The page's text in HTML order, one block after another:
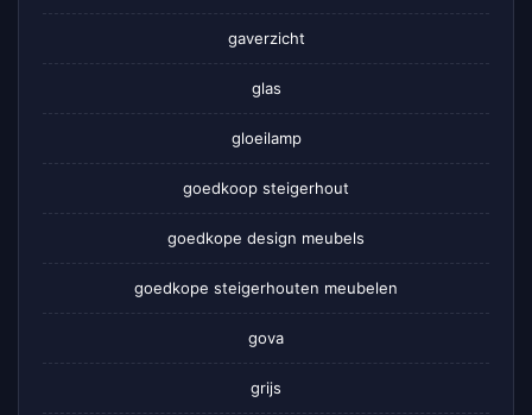
gaverzicht
glas
gloeilamp
goedkoop steigerhout
goedkope design meubels
goedkope steigerhouten meubelen
gova
grijs